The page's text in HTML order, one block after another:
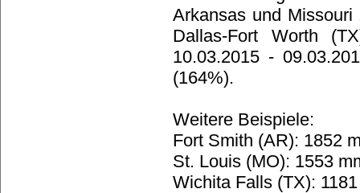
Arkansas und
Dallas-Fort Worth
10.03.2015 -
(164%).
Weitere Beispiele:
Fort Smith (AR): 1852
St. Louis (MO): 1553
Wichita Falls (TX):